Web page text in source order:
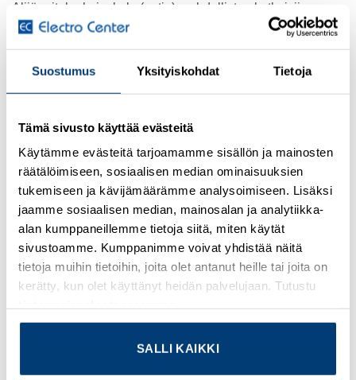
Suostumus Yksityiskohdat Tietoja
Tämä sivusto käyttää evästeitä
Käytämme evästeitä tarjoamamme sisällön ja mainosten
räätälöimiseen, sosiaalisen median ominaisuuksien
tukemiseen ja kävijämäärämme analysoimiseen. Lisäksi
jaamme sosiaalisen median, mainosalan ja analytiikka-
alan kumppaneillemme tietoja siitä, miten käytät
sivustoamme. Kumppanimme voivat yhdistää näitä
tietoja muihin tietoihin, joita olet antanut heille tai joita on
kerätty, kun olet käyttänyt heidän palvelujaan. Tutustu
SALLI KAIKKI
Alijännitelaukaisukela (optio) mahdollistaa katkaisijan
laukaisemisen jännitteen puuttuessa. Työvirtalaukaisukela
(optio) mahdollistaa katkaisijan laukaisemisen
ohjausjänniteellä.
KUVAUS
Tuotetiedot
Alue